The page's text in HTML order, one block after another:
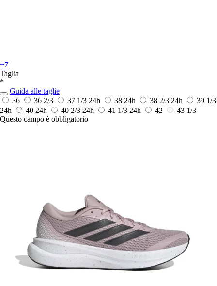
+7
Taglia
*
Guida alle taglie
36
36 2/3 37 1/3 24h 38 24h 38 2/3 24h
39 1/3
24h
40 24h 40 2/3 24h 41 1/3 24h 42
43 1/3
Questo campo è obbligatorio